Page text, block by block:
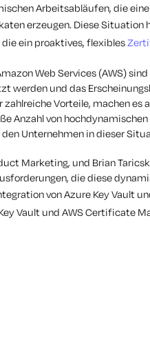
Arbeitsabläufen, die
erzeugen. Diese Situation
ein proaktives, flexibles
Web Services (AWS)
werden und das
zahlreiche Vorteile, machen
Anzahl von
Unternehmen in dieser
Marketing, und Brian
die diese
von Azure Key Vault
Vault und AWS Certificate